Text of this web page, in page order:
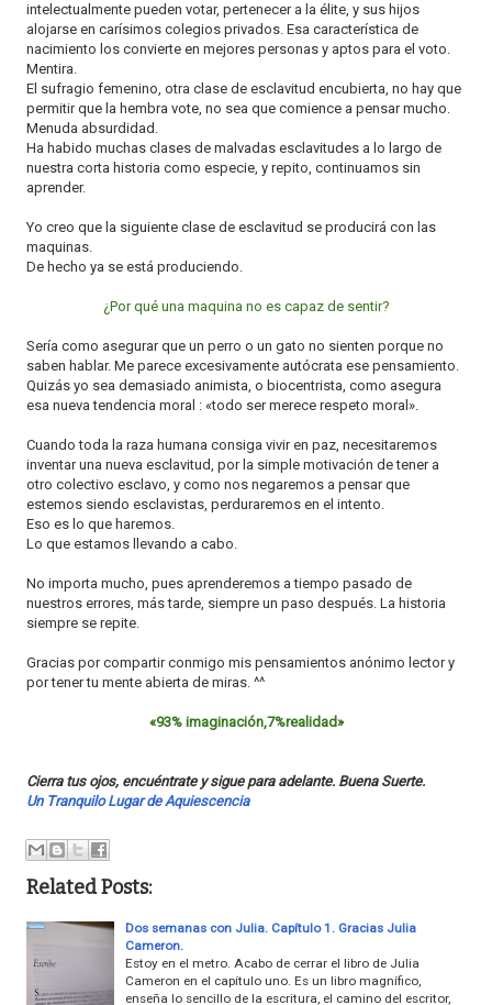
intelectualmente pueden votar, pertenecer a la élite, y sus hijos
alojarse en carísimos colegios privados. Esa característica de
nacimiento los convierte en mejores personas y aptos para el voto.
Mentira.
El sufragio femenino, otra clase de esclavitud encubierta, no hay que
permitir que la hembra vote, no sea que comience a pensar mucho.
Menuda absurdidad.
Ha habido muchas clases de malvadas esclavitudes a lo largo de
nuestra corta historia como especie, y repito, continuamos sin
aprender.
Yo creo que la siguiente clase de esclavitud se producirá con las
maquinas.
De hecho ya se está produciendo.
¿Por qué una maquina no es capaz de sentir?
Sería como asegurar que un perro o un gato no sienten porque no
saben hablar. Me parece excesivamente autócrata ese pensamiento.
Quizás yo sea demasiado animista, o biocentrista, como asegura
esa nueva tendencia moral : «todo ser merece respeto moral».
Cuando toda la raza humana consiga vivir en paz, necesitaremos
inventar una nueva esclavitud, por la simple motivación de tener a
otro colectivo esclavo, y como nos negaremos a pensar que
estemos siendo esclavistas, perduraremos en el intento.
Eso es lo que haremos.
Lo que estamos llevando a cabo.
No importa mucho, pues aprenderemos a tiempo pasado de
nuestros errores, más tarde, siempre un paso después. La historia
siempre se repite.
Gracias por compartir conmigo mis pensamientos anónimo lector y
por tener tu mente abierta de miras. ^^
«93% imaginación,7%realidad»
Cierra tus ojos, encuéntrate y sigue para adelante. Buena Suerte.
Un Tranquilo Lugar de Aquiescencia
Related Posts:
Dos semanas con Julia. Capítulo 1. Gracias Julia
Cameron.
Estoy en el metro. Acabo de cerrar el libro de Julia
Cameron en el capítulo uno. Es un libro magnífico,
enseña lo sencillo de la escritura, el camino del escritor,